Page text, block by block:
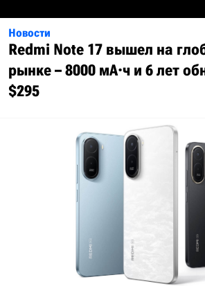
Новости
Redmi Note 17 вышел на
рынке – 8000 мА·ч и 6 лет
$295